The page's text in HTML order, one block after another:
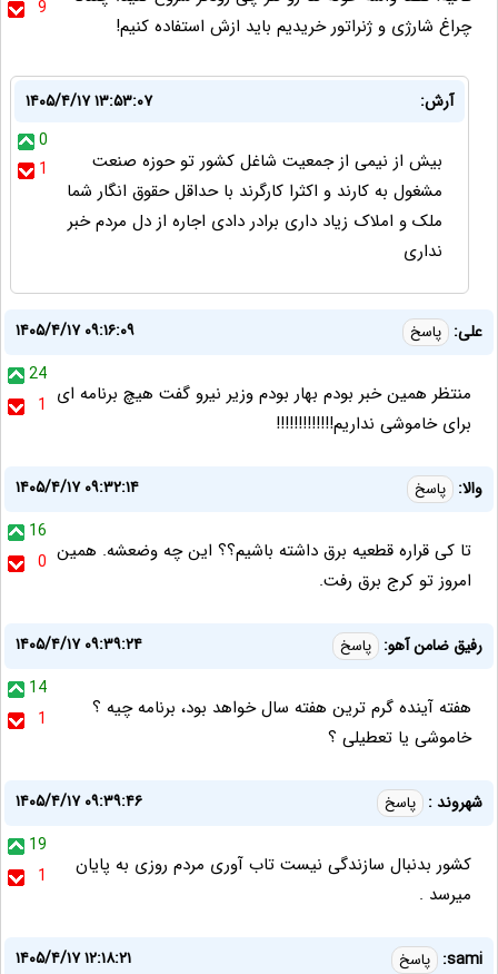
9
چراغ شارژی و ژنراتور خریدیم باید ازش استفاده کنیم!
آرش:
۱۴۰۵/۴/۱۷ ۱۳:۵۳:۰۷
0
1
بیش از نیمی از جمعیت شاغل کشور تو حوزه صنعت
مشغول به کارند و اکثرا کارگرند با حداقل حقوق انگار شما
ملک و املاک زیاد داری برادر دادی اجاره از دل مردم خبر
نداری
علی: پاسخ
۱۴۰۵/۴/۱۷ ۰۹:۱۶:۰۹
24
1 منتظر همین خبر بودم بهار بودم وزیر نیرو گفت هیچ برنامه ای
برای خاموشی نداریم!!!!!!!!!!!!!
والا: پاسخ
۱۴۰۵/۴/۱۷ ۰۹:۳۲:۱۴
16
0 تا کی قراره قطعیه برق داشته باشیم؟؟ این چه وضعشه. همین
امروز تو کرج برق رفت.
رفیق ضامن آهو: پاسخ
۱۴۰۵/۴/۱۷ ۰۹:۳۹:۲۴
14
1
هفته آینده گرم ترین هفته سال خواهد بود، برنامه چیه ؟
خاموشی یا تعطیلی ؟
شهروند : پاسخ
۱۴۰۵/۴/۱۷ ۰۹:۳۹:۴۶
19
1
کشور بدنبال سازندگی نیست تاب آوری مردم روزی به پایان
میرسد .
sami: پاسخ
۱۴۰۵/۴/۱۷ ۱۲:۱۸:۲۱